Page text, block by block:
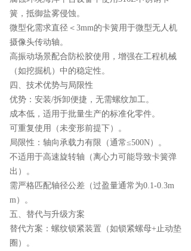
簧，抵御盐雾侵蚀。
微型化需求直径＜3mm的卡簧用于微型无人机
摄像头传动轴。
高振动场景配合防松胶使用，增强在工程机械
（如挖掘机）中的稳定性。
四、技术优势与局限性
优势：安装/拆卸便捷，无需螺纹加工。
成本低，适用于批量生产的标准化零件。
可重复使用（未变形前提下）。
局限性：轴向承载力有限（通常≤500N）。
不适用于高速旋转轴（离心力可能导致卡簧弹
出）。
需严格匹配轴径公差（过盈量通常为0.1-0.3m
m）。
五、替代与升级方案
替代方案：螺纹锁紧装置（如锁紧螺母+止动垫
圈）。